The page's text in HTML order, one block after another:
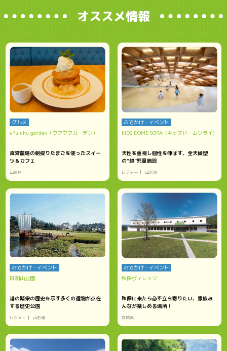
オススメ情報
グルメ
ufu uhu garden（ウフウフガーデン）
直営農場の朝採りたまごを使ったスイー
ツ＆カフェ
山形県
おでかけ・イベント
KIDS DOME SORAI (キッズドームソライ)
天性を重視し個性を伸ばす、全天候型
の“超”児童施設
レジャー 山形県
おでかけ・イベント
日和山公園
港の繁栄の歴史を示す多くの遺物が点在
する歴史公園
レジャー 山形県
おでかけ・イベント
秋保ヴィレッジ
秋保に来たら必ず立ち寄りたい、家族み
んなが楽しめる場所！
宮城県